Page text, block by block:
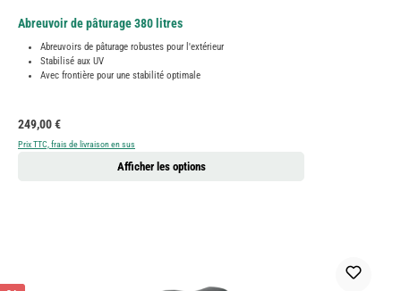
Abreuvoir de pâturage 380 litres
Abreuvoirs de pâturage robustes pour l'extérieur
Stabilisé aux UV
Avec frontière pour une stabilité optimale
Prix régulier :
249,00 €
Prix TTC, frais de livraison en sus
Afficher les options